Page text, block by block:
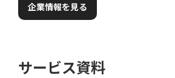
企業情報を見る
サービス資料